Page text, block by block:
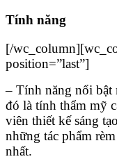
Tính năng
[/
position=”last”]
– Tính năng nổi bật
đó là tính thẩm mỹ
viên thiết kế sáng
những tác phẩm
nhất.